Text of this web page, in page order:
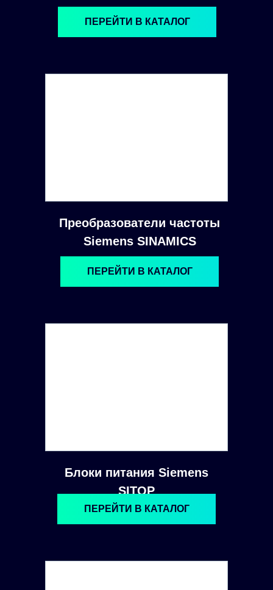
ПЕРЕЙТИ В КАТАЛОГ
Преобразователи частоты
Siemens SINAMICS
Блоки питания Siemens
SITOP
ПЕРЕЙТИ В КАТАЛОГ
ПЕРЕЙТИ В КАТАЛОГ